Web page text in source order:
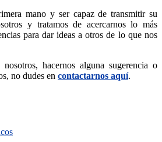
mano y ser capaz de transmitir su
y tratamos de acercarnos lo más
para dar ideas a otros de lo que nos
hacernos alguna sugerencia o
no dudes en contactarnos aquí.